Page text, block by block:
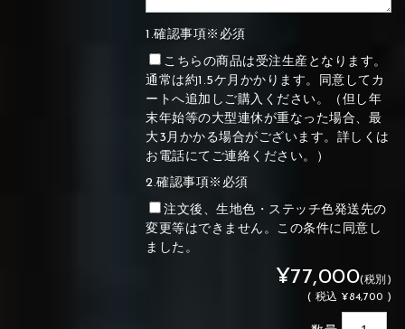
1.確認事項※必須
こちらの商品は受注生産となります。
通常は約1.5ケ月かかります。同意してカ
ートへ追加しご購入ください。（但し年
末年始等の大型連休が重なった場合、最
大3月かかる場合がございます。詳しくは
お電話にてご連絡ください。）
2.確認事項※必須
注文後、生地色・ステッチ色発送先の
変更等はできません。この条件に同意し
ました。
¥77,000(税別)
( 税込 ¥84,700 )